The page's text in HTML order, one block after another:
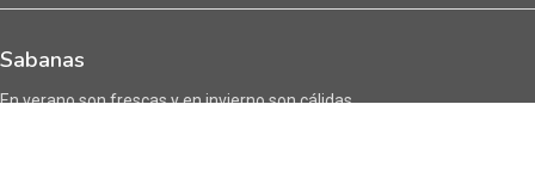
Sabanas
En verano son frescas y en invierno son cálidas